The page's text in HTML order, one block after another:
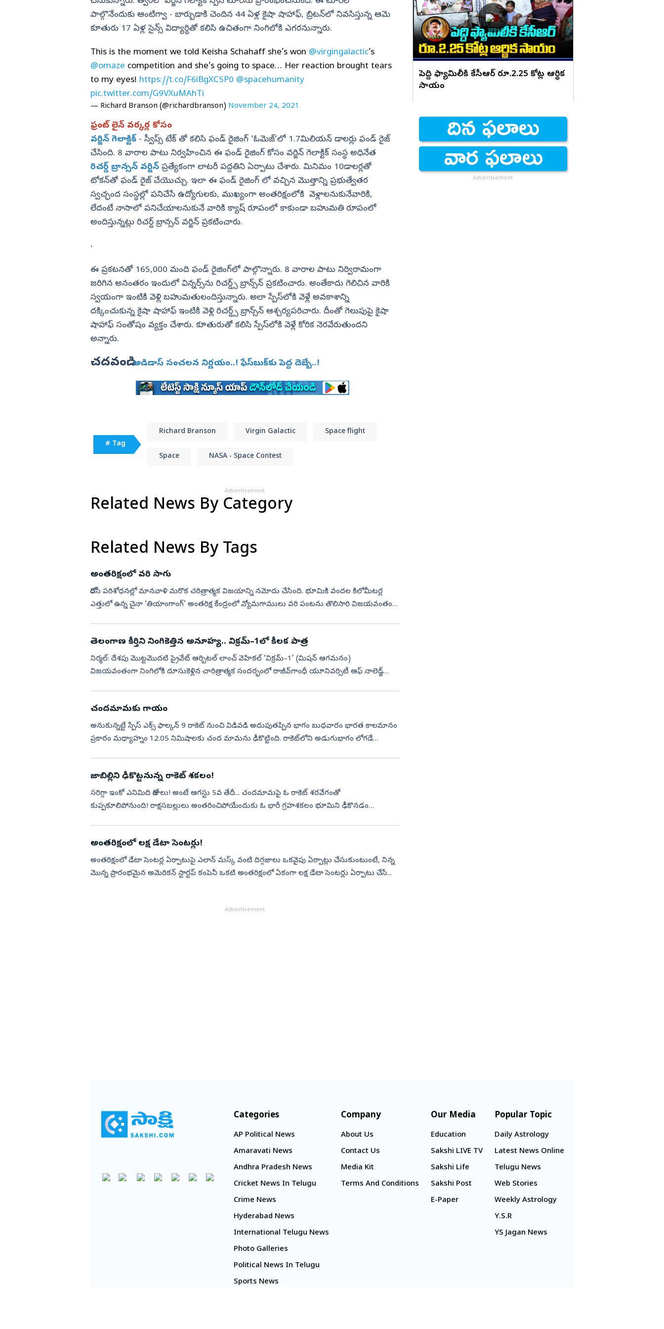
విజయనగరం
పార్వతీపురం మన్యం
పశ్చిమ గోదావరి
ఏలూరు
వైఎస్సార్
అన్నమయ్య
నిజామాబాద్
కామారెడ్డి
రంగారెడ్డి
వికారాబాద్
వరంగల్
జయశంకర్
మహబూబాబాద్
ములుగు
పాల్గొనేందుకు ఆంటిగ్వా - బార్బుడాకి చెందిన 44 ఏళ్ల కైషా షాహాఫ్, బ్రిటన్‌లో నివసిస్తున్న ఆమె
కూతురు 17 ఏళ్ల సైన్స్ విద్యార్థితో కలిసి ఉచితంగా నింగిలోకి ఎగరనున్నారు.
This is the moment we told Keisha Schahaff she’s won @virgingalactic’s
@omaze competition and she’s going to space… Her reaction brought tears
to my eyes! https://t.co/F6iBgXC5P0 @spacehumanity
pic.twitter.com/G9VXuMAhTi
— Richard Branson (@richardbranson) November 24, 2021
ఫ్రంట్‌ లైన్‌ వర్కర్ల కోసం
వర్జిన్‌ గెలాక్టిక్‌- స్వీప్స్‌ టేక్‌ తో కలిసి ఫండ్‌ రైజింగ్‌ 'ఓమెజ్‌'లో 1.7మిలియన్‌ డాలర్లు ఫండ్‌ రైజ్‌
చేసింది. 8 వారాల పాటు నిర్వహించిన ఈ ఫండ్‌ రైజింగ్‌ కోసం వర్జిన్‌ గెలాక్టిక్‌ సంస్థ అధినేత
రిచర్డ్ బ్రాన్సన్ వర్జిన్ప్రత్యేకంగా లాటరీ పద్దతిని ఏర్పాటు చేశారు. మినిమం 10డాలర్లతో
టోకన్‌తో ఫండ్‌ రైజ్‌ చేయొచ్చు. ఇలా ఈ ఫండ్‌ రైజింగ్ లో వచ్చిన మొత్తాన్ని ప్రభుత్వేతర
స్వచ్ఛంద సంస్థల్లో పనిచేసే ఉద్యోగులకు, ముఖ్యంగా అంతరిక్షంలోకి వెళ్లాలనుకునేవారికి,
లేదంటే నాసాలో పనిచేయాలనుకునే వారికి క్యాష్‌ రూపంలో కాకుండా బహుమతి రూపంలో
అందిస్తున్నట్లు రిచర్డ్ బ్రాన్సన్ వర్జిన్ ప్రకటించారు.
ఈ ప్రకటనతో 165,000 మంది ఫండ్‌ రైజింగ్‌లో పాల్గొన్నారు. 8 వారాల పాటు నిర్విరామంగా
జరిగిన అనంతరం ఇందులో విన్నర్స్‌ను రిచర్డ్స్‌ బ్రాన్స్‌న్‌ ప్రకటించారు. అంతేకాదు గెలిచిన వారికి
స్వయంగా ఇంటికి వెళ్లి బహుమతులందిస్తున్నారు. అలా స్పేస్‌లోకి వెళ్లే అవకాశాన్ని
దక్కించుకున్న కైషా షాహాఫ్‌ ఇంటికి వెళ్లి రిచర్డ్స్‌ బ్రాన్స్‌న్‌ ఆశ్చర్యపరిచారు. దీంతో గెలుపుపై కైషా
షాహాఫ్‌ సంతోషం వ్యక్తం చేశారు. కూతురుతో కలిసి స్పేస్‌లోకి వెళ్లే కోరిక నెరవేరుతుందని
అన్నారు.
చదవండి:అడిడాస్‌ సంచలన నిర్ణయం..! ఫేస్‌బుక్‌కు పెద్ద దెబ్బే..!
# Tag
Richard Branson Virgin Galactic Space flight
Space NASA - Space Contest
Advertisement
Related News By Category
Related News By Tags
అంతరిక్షంలో వరి సాగు
రోదసీ పరిశోధనల్లో మానవాళి మరొక చరిత్రాత్మక విజయాన్ని నమోదు చేసింది. భూమికి వందల కిలోమీటర్ల
ఎత్తులో ఉన్న చైనా ‘తియాంగాంగ్‌’ అంతరిక్ష కేంద్రంలో వ్యోమగాములు వరి పంటను తొలిసారి విజయవంతంగా
తెలంగాణ కీర్తిని నింగికెత్తిన అనూహ్య.. విక్రమ్‌–1లో కీలక పాత్ర
నిర్మల్‌: దేశపు మొట్టమొదటి ప్రైవేట్‌ ఆర్బిటల్‌ లాంచ్‌ వెహికల్‌ ‘విక్రమ్‌–1’ (మిషన్‌ ఆగమనం)
విజయవంతంగా నింగిలోకి దూసుకెళ్లిన చారిత్రాత్మక సందర్భంలో రాజీవ్‌గాంధీ యూనివర్సిటీ ఆఫ్‌ నాలెడ్జ్‌
చందమామకు గాయం
అనుకున్నట్టే స్పేస్‌ ఎక్స్‌ ఫాల్కన్‌ 9 రాకెట్‌ నుంచి విడివడి అదుపుతప్పిన భాగం బుధవారం భారత కాలమానం
ప్రకారం మధ్యాహ్నం 12.05 నిమిషాలకు చంద మామను ఢీకొట్టింది. రాకెట్‌లోని అడుగుభాగం లోగడే
జాబిల్లిని ఢీకొట్టనున్న రాకెట్‌ శకలం!
సరిగ్గా ఇంకో ఎనిమిది రోజులు! అంటే ఆగస్టు 5వ తేదీ... చందమామపై ఓ రాకెట్‌ శరవేగంతో
కుప్పకూలిపోనుంది! రాక్షసబల్లులు అంతరించిపోయేందుకు ఓ భారీ గ్రహశకలం భూమిని ఢీకొనడం
అంతరిక్షంలో లక్ష డేటా సెంటర్లు!
అంతరిక్షంలో డేటా సెంటర్ల ఏర్పాటుపై ఎలాన్‌ మస్క్‌ వంటి దిగ్గజాలు ఒకవైపు ఏర్పాట్లు చేసుకుంటుంటే, నిన్న
మొన్న ప్రారంభమైన అమెరికన్‌ స్టార్టప్‌ కంపెనీ ఒకటి అంతరిక్షంలో ఏకంగా లక్ష డేటా సెంటర్లు ఏర్పాటు చేసే...
Advertisement
ఆగదు..!
పెద్ది ఫ్యామిలీకి కేసీఆర్ రూ.2.25 కోట్ల ఆర్థిక
సాయం
Advertisement
Categories
AP Political News
Amaravati News
Andhra Pradesh News
Cricket News In Telugu
Crime News
Hyderabad News
International Telugu News
Photo Galleries
Political News In Telugu
Sports News
Company
About Us
Contact Us
Media Kit
Terms And Conditions
Our Media
Education
Sakshi LIVE TV
Sakshi Life
Sakshi Post
E-Paper
Popular Topic
Daily Astrology
Latest News Online
Telugu News
Web Stories
Weekly Astrology
Y.S.R
YS Jagan News